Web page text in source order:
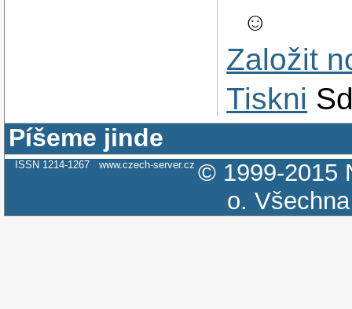
☺
Založit
Tiskni
Píšeme jinde
ISSN 1214-1267 www.czech-server.cz © 1999-2015
o.